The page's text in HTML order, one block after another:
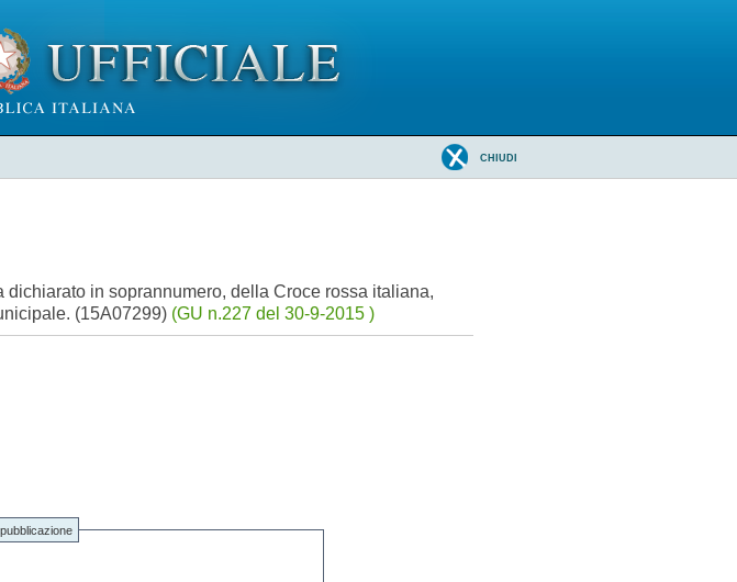
CHIUDI
in soprannumero, della Croce rossa italiana,
(15A07299) (GU n.227 del 30-9-2015 )